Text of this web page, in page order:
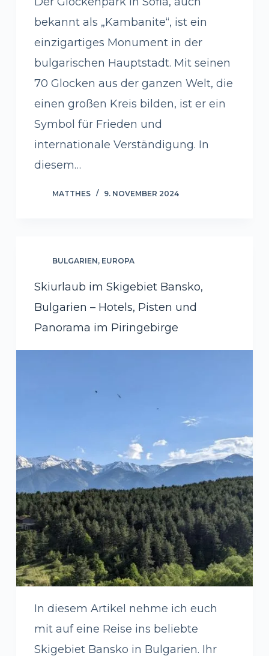
bekannt als „Kambanite“, ist ein
einzigartiges Monument in der
bulgarischen Hauptstadt. Mit seinen
70 Glocken aus der ganzen Welt, die
einen großen Kreis bilden, ist er ein
Symbol für Frieden und
internationale Verständigung. In
diesem…
MATTHES 9. NOVEMBER 2024
BULGARIEN, EUROPA
Skiurlaub im Skigebiet Bansko,
Bulgarien – Hotels, Pisten und
Panorama im Piringebirge
In diesem Artikel nehme ich euch
mit auf eine Reise ins beliebte
Skigebiet Bansko in Bulgarien. Ihr